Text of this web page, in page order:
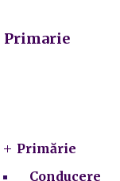
Primarie
Primărie
Conducere